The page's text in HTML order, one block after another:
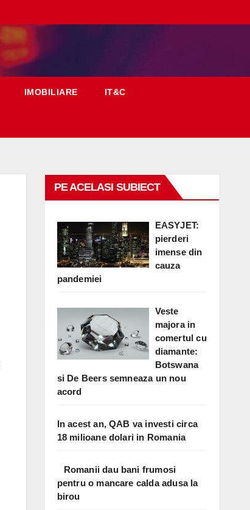
IMOBILIARE IT&C
PE ACELASI SUBIECT
EASYJET:
pierderi
imense din
cauza
pandemiei
Veste
majora in
comertul cu
diamante:
Botswana
si De Beers semneaza un nou
acord
In acest an, QAB va investi circa
18 milioane dolari in Romania
Romanii dau bani frumosi
pentru o mancare calda adusa la
birou